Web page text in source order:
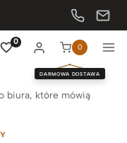
0
0
DARMOWA DOSTAWA
biura, które mówią